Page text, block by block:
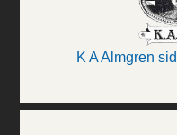
K A Almgren